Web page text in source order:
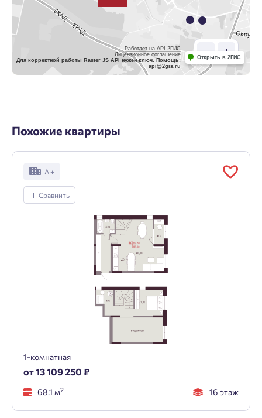
Работает на API 2ГИС
Лицензионное соглашение
Для корректной работы Raster JS API нужен ключ. Помощь:
api@2gis.ru
Открыть в 2ГИС
Похожие квартиры
А +
Сравнить
1-комнатная
от 13 109 250 ₽
68.1 м2 16 этаж